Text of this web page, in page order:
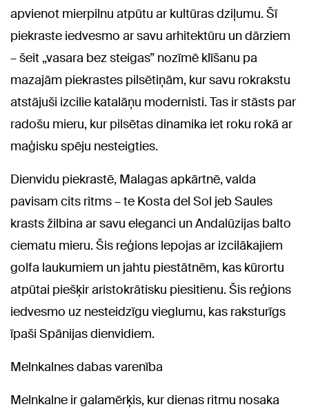
apvienot mierpilnu atpūtu ar kultūras dziļumu. Šī
piekraste iedvesmo ar savu arhitektūru un dārziem
– šeit „vasara bez steigas” nozīmē klīšanu pa
mazajām piekrastes pilsētiņām, kur savu rokrakstu
atstājuši izcilie katalāņu modernisti. Tas ir stāsts par
radošu mieru, kur pilsētas dinamika iet roku rokā ar
maģisku spēju nesteigties.
Dienvidu piekrastē, Malagas apkārtnē, valda
pavisam cits ritms – te Kosta del Sol jeb Saules
krasts žilbina ar savu eleganci un Andalūzijas balto
ciematu mieru. Šis reģions lepojas ar izcilākajiem
golfa laukumiem un jahtu piestātnēm, kas kūrortu
atpūtai piešķir aristokrātisku piesitienu. Šis reģions
iedvesmo uz nesteidzīgu vieglumu, kas raksturīgs
īpaši Spānijas dienvidiem.
Melnkalnes dabas varenība
Melnkalne ir galamērķis, kur dienas ritmu nosaka